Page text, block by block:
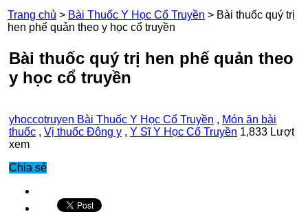
Trang chủ > Bài Thuốc Y Học Cổ Truyền > Bài thuốc quý trị
hen phế quản theo y học cổ truyền
Bài thuốc quý trị hen phế quản theo
y học cổ truyền
yhoccotruyen Bài Thuốc Y Học Cổ Truyền , Món ăn bài
thuốc , Vị thuốc Đông y , Y Sĩ Y Học Cổ Truyền 1,833 Lượt
xem
Chia sẻ